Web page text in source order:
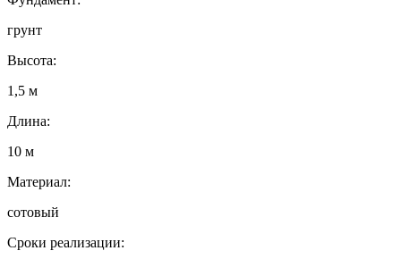
грунт
Высота:
1,5 м
Длина:
10 м
Материал:
сотовый
Сроки реализации: